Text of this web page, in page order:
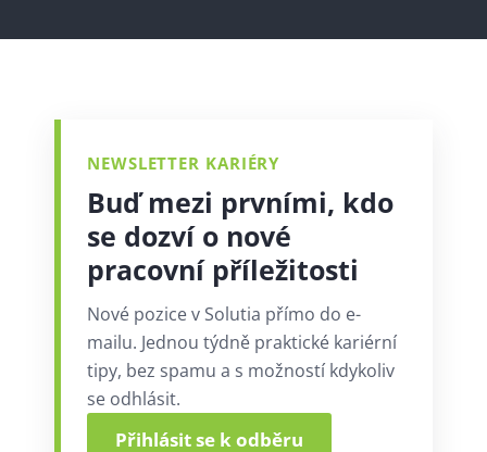
NEWSLETTER KARIÉRY
Buď mezi prvními, kdo
se dozví o nové
pracovní příležitosti
Nové pozice v Solutia přímo do e-
mailu. Jednou týdně praktické kariérní
tipy, bez spamu a s možností kdykoliv
se odhlásit.
Přihlásit se k odběru